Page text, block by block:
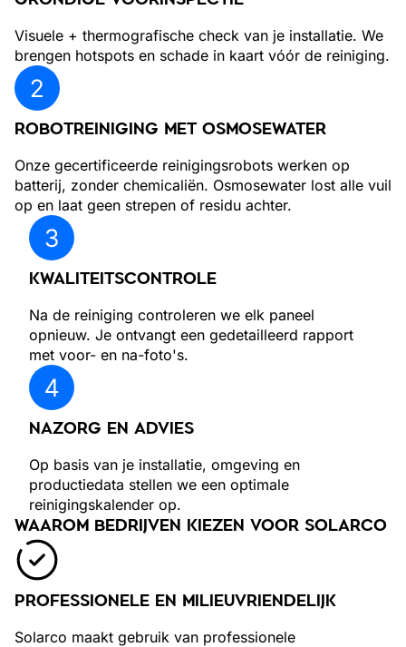
Visuele + thermografische check van je installatie. We
brengen hotspots en schade in kaart vóór de reiniging.
ROBOTREINIGING MET OSMOSEWATER
Onze gecertificeerde reinigingsrobots werken op
batterij, zonder chemicaliën. Osmosewater lost alle vuil
op en laat geen strepen of residu achter.
KWALITEITSCONTROLE
Na de reiniging controleren we elk paneel
opnieuw. Je ontvangt een gedetailleerd rapport
met voor- en na-foto's.
NAZORG EN ADVIES
Op basis van je installatie, omgeving en
productiedata stellen we een optimale
reinigingskalender op.
WAAROM BEDRIJVEN KIEZEN VOOR SOLARCO
PROFESSIONELE EN MILIEUVRIENDELIJK
Solarco maakt gebruik van professionele